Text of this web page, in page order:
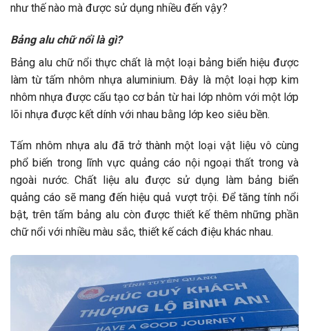
như thế nào mà được sử dụng nhiều đến vậy?
Bảng alu chữ nổi là gì?
Bảng alu chữ nổi thực chất là một loại bảng biển hiệu được
làm từ tấm nhôm nhựa aluminium. Đây là một loại hợp kim
nhôm nhựa được cấu tạo cơ bản từ hai lớp nhôm với một lớp
lõi nhựa được kết dính với nhau bằng lớp keo siêu bền.
Tấm nhôm nhựa alu đã trở thành một loại vật liệu vô cùng
phổ biến trong lĩnh vực quảng cáo nội ngoại thất trong và
ngoài nước. Chất liệu alu được sử dụng làm bảng biển
quảng cáo sẽ mang đến hiệu quả vượt trội. Để tăng tính nổi
bật, trên tấm bảng alu còn được thiết kế thêm những phần
chữ nổi với nhiều màu sắc, thiết kế cách điệu khác nhau.